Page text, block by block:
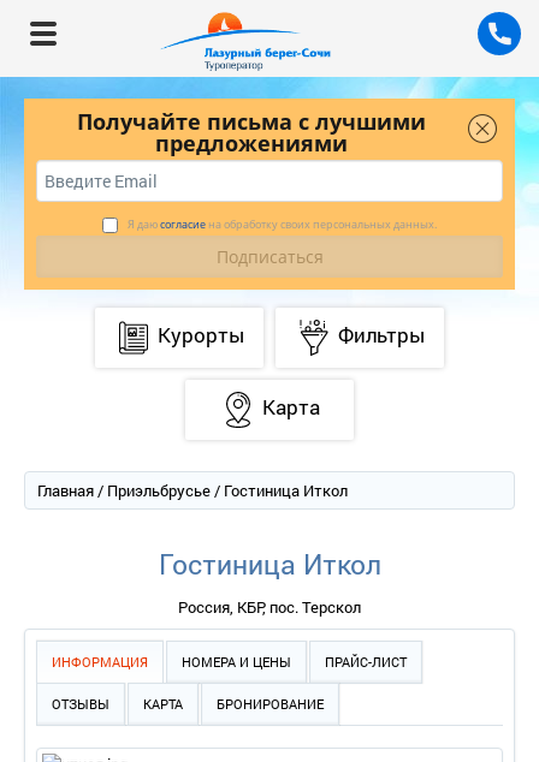
Получайте письма с лучшими
предложениями
Я даюсогласие на обработку своих персональных данных.
Курорты Фильтры
Карта
Главная/ Приэльбрусье/ Гостиница Иткол
Гостиница Иткол
Россия, КБР, пос. Терскол
ИНФОРМАЦИЯ НОМЕРА И ЦЕНЫ ПРАЙС-ЛИСТ
ОТЗЫВЫ КАРТА БРОНИРОВАНИЕ